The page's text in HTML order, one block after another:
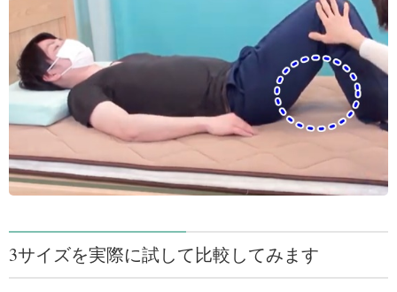
3サイズを実際に試して比較してみます